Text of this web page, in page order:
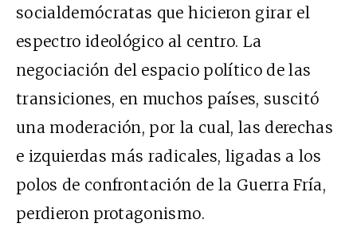
socialdemócratas que hicieron girar el
espectro ideológico al centro. La
negociación del espacio político de las
transiciones, en muchos países, suscitó
una moderación, por la cual, las derechas
e izquierdas más radicales, ligadas a los
polos de confrontación de la Guerra Fría,
perdieron protagonismo.